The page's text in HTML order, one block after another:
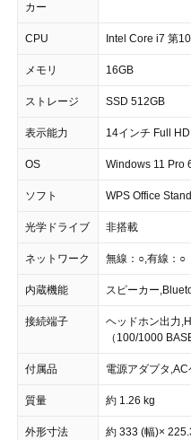
カー
CPU Intel Core i7 第
メモリ 16GB
ストレージ SSD 512GB
表示能力 14インチ Full
OS Windows 11 Pro
ソフト WPS Office
光学ドライブ 非搭載
ネットワーク 無線：○,有線：○
内蔵機能 スピーカー
接続端子
ヘッドホン出力
（100/1000
付属品 電源アダプタ
質量 約 1.26 kg
外形寸法
約 333 (幅)×